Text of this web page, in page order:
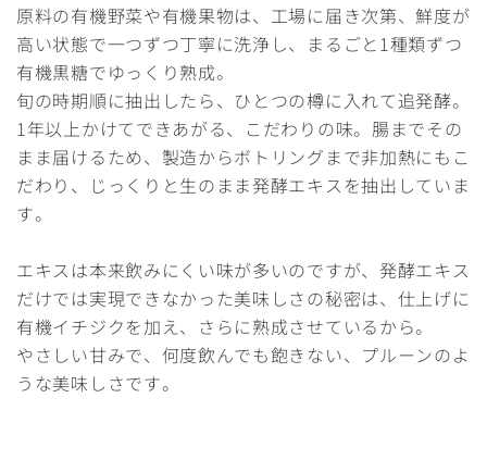
原料の有機野菜や有機果物は、工場に届き次第、鮮度が
高い状態で一つずつ丁寧に洗浄し、まるごと1種類ずつ
有機黒糖でゆっくり熟成。
旬の時期順に抽出したら、ひとつの樽に入れて追発酵。
1年以上かけてできあがる、こだわりの味。腸までその
まま届けるため、製造からボトリングまで非加熱にもこ
だわり、じっくりと生のまま発酵エキスを抽出していま
す。
エキスは本来飲みにくい味が多いのですが、発酵エキス
だけでは実現できなかった美味しさの秘密は、仕上げに
有機イチジクを加え、さらに熟成させているから。
やさしい甘みで、何度飲んでも飽きない、プルーンのよ
うな美味しさです。